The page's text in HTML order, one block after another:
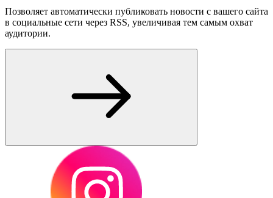
Позволяет автоматически публиковать новости с вашего сайта
в социальные сети через RSS, увеличивая тем самым охват
аудитории.